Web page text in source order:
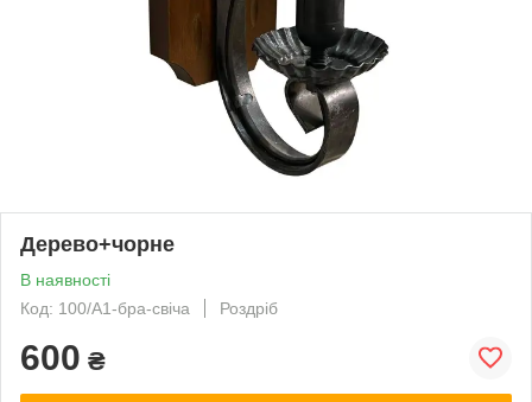
Дерево+чорне
В наявності
Код: 100/А1-бра-свіча
Роздріб
600 ₴